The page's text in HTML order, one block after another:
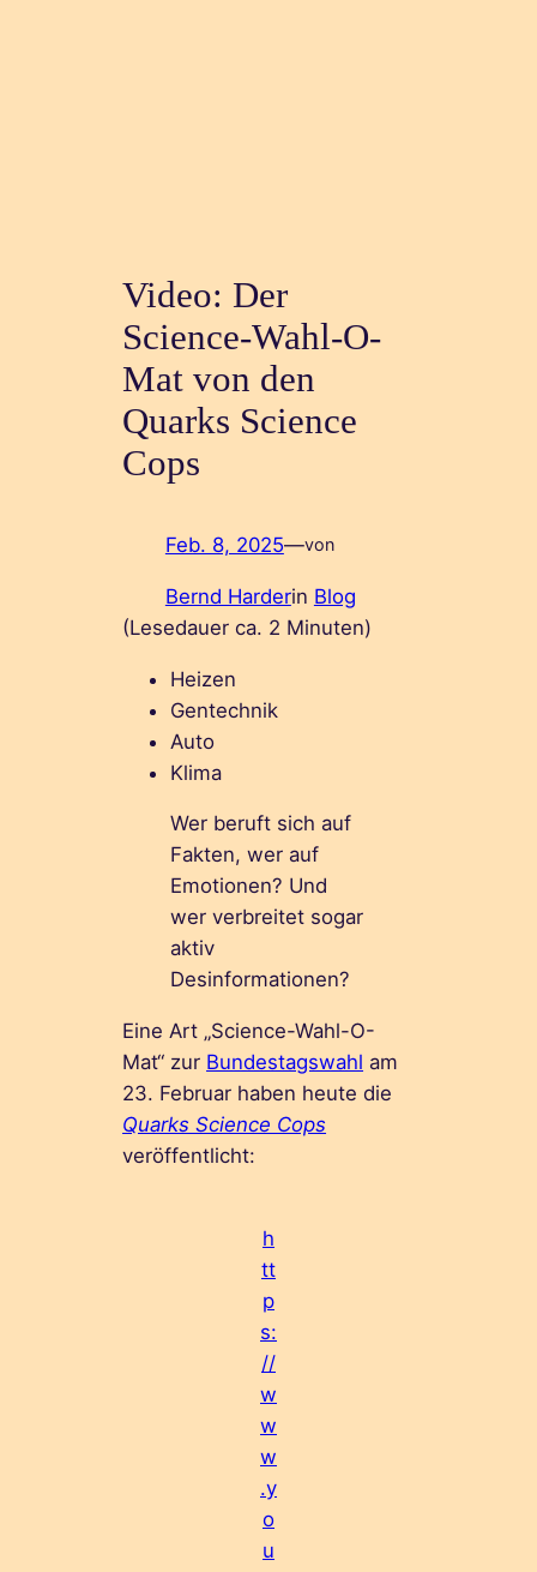
Video: Der
Science-Wahl-O-
Mat von den
Quarks Science
Cops
Feb. 8, 2025—von
Bernd Harderin Blog
(Lesedauer ca. 2 Minuten)
Heizen
Gentechnik
Auto
Klima
Wer beruft sich auf
Fakten, wer auf
Emotionen? Und
wer verbreitet sogar
aktiv
Desinformationen?
Eine Art „Science-Wahl-O-
Mat“ zur Bundestagswahl am
23. Februar haben heute die
Quarks Science Cops
veröffentlicht:
h
tt
p
s:
//
w
w
w
.y
o
u